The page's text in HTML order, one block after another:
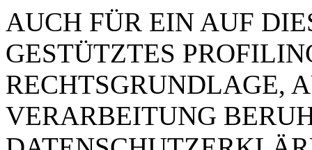
AUCH FÜR EIN AUF
GESTÜTZTES
RECHTSGRUNDLAGE,
VERARBEITUNG